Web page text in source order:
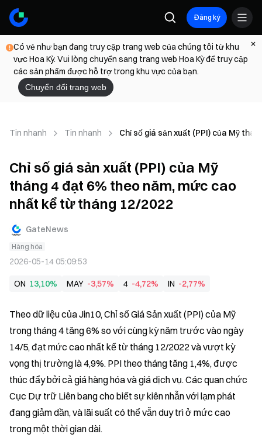
Đăng ký
Có vẻ như bạn đang truy cập trang web của chúng tôi từ khu
vực Hoa Kỳ. Vui lòng chuyển sang trang web Hoa Kỳ để truy cập
các sản phẩm được hỗ trợ trong khu vực của bạn.
Chuyển đổi trang web
Tin nhanh Tin nhanh Chỉ số giá sản xuất (PPI) của Mỹ
Chỉ số giá sản xuất (PPI) của Mỹ
tháng 4 đạt 6% theo năm, mức cao
nhất kể từ tháng 12/2022
GateNews
Hàng hóa
2026-05-14 05:09:53
ON 13,10% MAY -3,57% 4 -4,72% IN -2,77%
Theo dữ liệu của Jin10, Chỉ số Giá Sản xuất (PPI) của Mỹ
trong tháng 4 tăng 6% so với cùng kỳ năm trước vào ngày
14/5, đạt mức cao nhất kể từ tháng 12/2022 và vượt kỳ
vọng thị trường là 4,9%. PPI theo tháng tăng 1,4%, được
thúc đẩy bởi cả giá hàng hóa và giá dịch vụ. Các quan chức
Cục Dự trữ Liên bang cho biết sự kiên nhẫn với lạm phát
đang giảm dần, và lãi suất có thể vẫn duy trì ở mức cao
trong một thời gian dài.